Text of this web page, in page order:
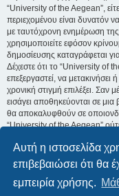
Αυτή η ιστοσελίδα
επιβεβαιώσει ότι θα
εμπειρία χρήσης.
“University of the Aegean”,
περιεχομένου είναι δυνατόν
με ταυτόχρονη ενημέρωση
χρησιμοποιείτε εφόσον
δημοσίευσης καταγράφεται
Δέχεστε ότι το “University of
επεξεργαστεί, να
χρονική στιγμή επιλέξει. Σαν
εισάγει αποθηκεύονται σε
θα αποκαλυφθούν σε
“University of the Aegean”
οποιαδήποτε απόπειρα
δυνατόν να οδηγήσει σε
Board